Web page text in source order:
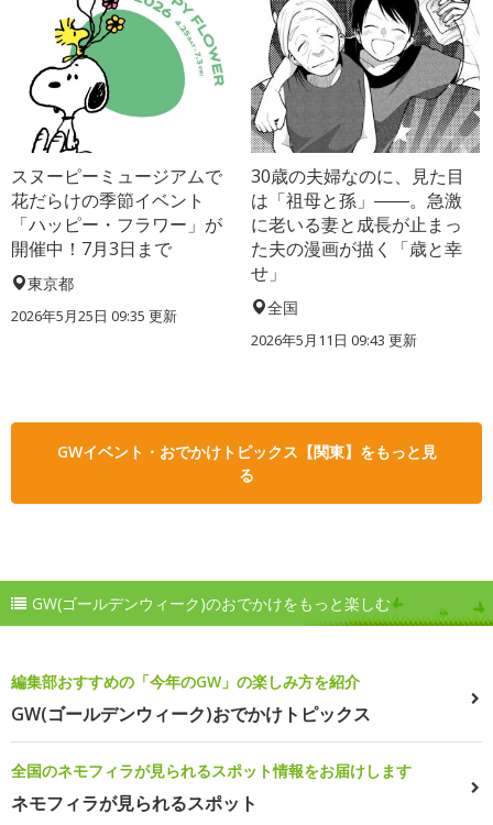
スヌーピーミュージアムで
花だらけの季節イベント
「ハッピー・フラワー」が
開催中！7月3日まで
東京都
2026年5月25日 09:35 更新
30歳の夫婦なのに、見た目
は「祖母と孫」――。急激
に老いる妻と成長が止まっ
た夫の漫画が描く「歳と幸
せ」
全国
2026年5月11日 09:43 更新
GWイベント・おでかけトピックス【関東】をもっと見
る
GW(ゴールデンウィーク)のおでかけをもっと楽しむ
編集部おすすめの「今年のGW」の楽しみ方を紹介
GW(ゴールデンウィーク)おでかけトピックス
全国のネモフィラが見られるスポット情報をお届けします
ネモフィラが見られるスポット